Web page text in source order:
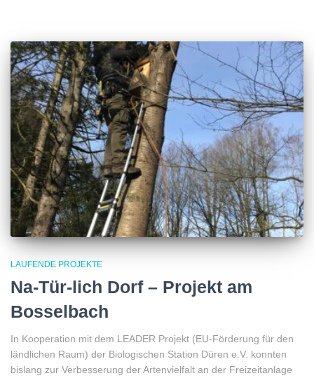
LAUFENDE PROJEKTE
Na-Tür-lich Dorf – Projekt am
Bosselbach
In Kooperation mit dem LEADER Projekt (EU-Förderung für den
ländlichen Raum) der Biologischen Station Düren e.V. konnten
bislang zur Verbesserung der Artenvielfalt an der Freizeitanlage